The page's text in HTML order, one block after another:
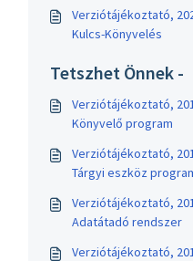
Verziótájékoztató,
Kulcs-Könyvelés
Tetszhet Önnek -
Verziótájékoztató,
Könyvelő program
Verziótájékoztató,
Tárgyi eszköz
Verziótájékoztató,
Adatátadó rendszer
Verziótájékoztató,